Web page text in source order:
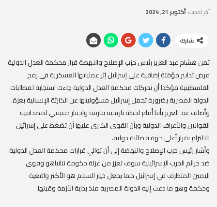
آخر تحديث أكتوبر 21, 2024
شارك
ثمن هشام عبد العزيز رئيس حزب الإصلاح والنهضة قرار محكمة العدل الدولية
فرض تدابير مؤقتة إضافية على إسرائيل إثر عملياتها العسكرية في رفح
الفلسطينية مؤكدا أن تحركات محكمة العدل الدولية جاءت استجابة لمطالبات
الدولة المصرية بضرورة تحمل إسرائيل مسؤوليتها عن الكارثة الإنسانية بغزة.
وأضاف عبد العزيز بأننا أمام لحظة تاريخية فارقة واختبار حقيقي لمصداقية
القوانين والأعراف الدولية وبأن القوى الكبرى عليها أن تضغط على إسرائيل
للالتزام بقرار أعلى جهة قضائية دولية.
وأشار رئيس حزب الإصلاح والنهضة إلى أن توالي قرارات محكمة العدل الدولية
ضد جرائم الحرب الإسرائيلية سوف تعزز من عزلة حكومة نتانياهو وقوى
اليمين المتطرف في إسرائيل مما يجعل خيار السلام هو الأكثر واقعية
وحكمة وهو ما دعت إليه الدولة المصرية منذ بداية الأزمة وقبلها.